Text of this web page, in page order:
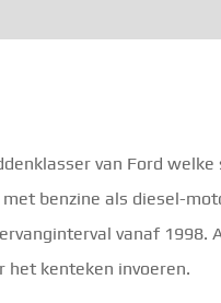
van Ford
benzine als diesel-
vanaf 1998.
het kenteken invoeren.